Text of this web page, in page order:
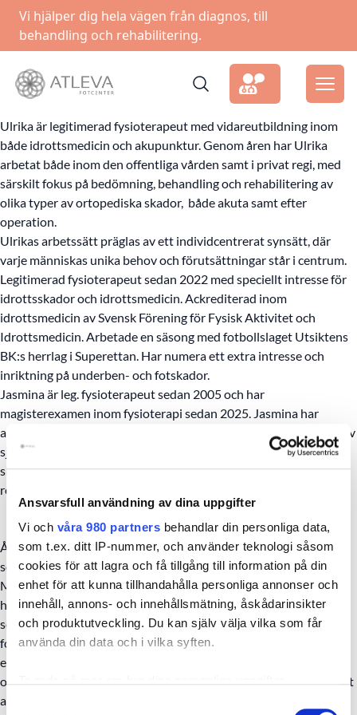
Ansvarsfull användning av dina uppgifter
Vi och våra 980 partners behandlar din personliga data,
som t.ex. ditt IP-nummer, och använder teknologi såsom
cookies för att lagra och få tillgång till information på din
enhet för att kunna tillhandahålla personliga annonser och
innehåll, annons- och innehållsmätning, åskådarinsikter
och produktutveckling. Du kan själv välja vilka som får
använda din data och i vilka syften.
Samtyckesval
Vi hjälper dig hela vägen från diagnos, till
behandling och rehabilitering.
Ulrika är legitimerad fysioterapeut med vidareutbildning inom
både idrottsmedicin och akupunktur. Genom åren har Ulrika
arbetat både inom den offentliga vården samt i privat regi, med
särskilt fokus på bedömning, behandling och rehabilitering av
olika typer av ortopediska skador, både akuta samt efter
operation.
Ulrikas arbetssätt präglas av ett individcentrerat synsätt, där
varje människas unika behov och förutsättningar står i centrum.
Legitimerad fysioterapeut sedan 2022 med speciellt intresse för
idrottsskador och idrottsmedicin. Ackrediterad inom
idrottsmedicin av Svensk Förening för Fysisk Aktivitet och
Idrottsmedicin. Arbetade en säsong med fotbollslaget Utsiktens
BK:s herrlag i Superettan. Har numera ett extra intresse och
inriktning på underben- och fotskador.
Jasmina är leg. fysioterapeut sedan 2005 och har
magisterexamen inom fysioterapi sedan 2025. Jasmina har
arbetat som fysioterapeut inom primärvård och slutenvård, varav
sju år på ortopeden SUS Malmö/Lund där hon har specialiserat
sig på fot med mjukvävnadsskador, frakturer samt postoperativ
rehabilitering.
Åse har en magisterexamen i fysioterapi och har varit verksam
som fysioterapeut sedan 1998. Åse har arbetat på Fysioterapi
Mölndal, Sahlgrenska Universitetssjukhuset (SU) i över 20 år, i
huvudsak med rehabilitering vid ortopediska skador och har
sedan många år, rehabilitering vid sjukdomstillstånd och skador i
fot och fotled som sitt specialområde. Under flertalet år var hon
en av nyckelpersonerna i fotteamet på Fysioterapin SU Mölndal
och var engagerad i arbetet med att förbättra omhändertagandet
av patienter med besvär och skador i fot och fotled. Sedan 2018